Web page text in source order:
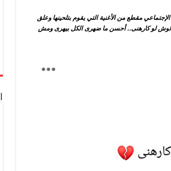
حمو
مغلقة
مقطع من الأغنية التي يقوم بتلحينها وعلق
الوش لو كارهنى.. أحسن ما ضهرى الكل بيهرى ومش